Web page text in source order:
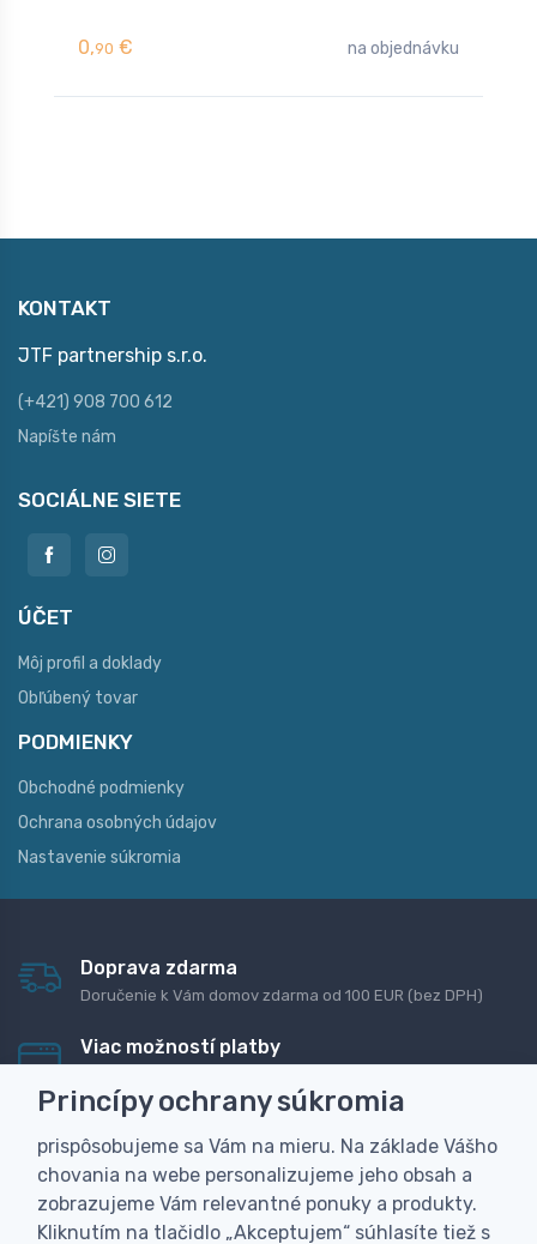
0,90 € na objednávku
KONTAKT
JTF partnership s.r.o.
(+421) 908 700 612
Napíšte nám
SOCIÁLNE SIETE
ÚČET
Môj profil a doklady
Obľúbený tovar
PODMIENKY
Obchodné podmienky
Ochrana osobných údajov
Nastavenie súkromia
Doprava zdarma
Doručenie k Vám domov zdarma od 100 EUR (bez DPH)
Viac možností platby
dobierku
Personalizácia
Vyrobíme Vám vlastný originálny darček
Skúsenosť
Princípy ochrany súkromia
prispôsobujeme sa Vám na mieru. Na základe Vášho
chovania na webe personalizujeme jeho obsah a
zobrazujeme Vám relevantné ponuky a produkty.
Kliknutím na tlačidlo „Akceptujem“ súhlasíte tiež s